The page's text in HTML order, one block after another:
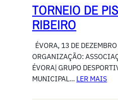
TORNEIO DE
RIBEIRO
ÉVORA, 13 DE
ORGANIZAÇÃO:
ÉVORA| GRUPO
MUNICIPAL… LER MAIS